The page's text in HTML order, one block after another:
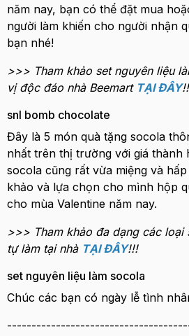
năm nay, bạn có thể đặt mua
người làm khiến cho người nhận
bạn nhé!
>>> Tham khảo set nguyên liệu
vị độc đáo nhà Beemart TẠI ĐÂY
snl bomb chocolate
Đây là 5 món quà tặng socola
nhất trên thị trường với giá thành
socola cũng rất vừa miệng và
khảo và lựa chọn cho mình hộp
cho mùa Valentine năm nay.
>>> Tham khảo đa dạng các
tự làm tại nhà TẠI ĐÂY!!!
set nguyên liệu làm socola
Chúc các bạn có ngày lễ tình